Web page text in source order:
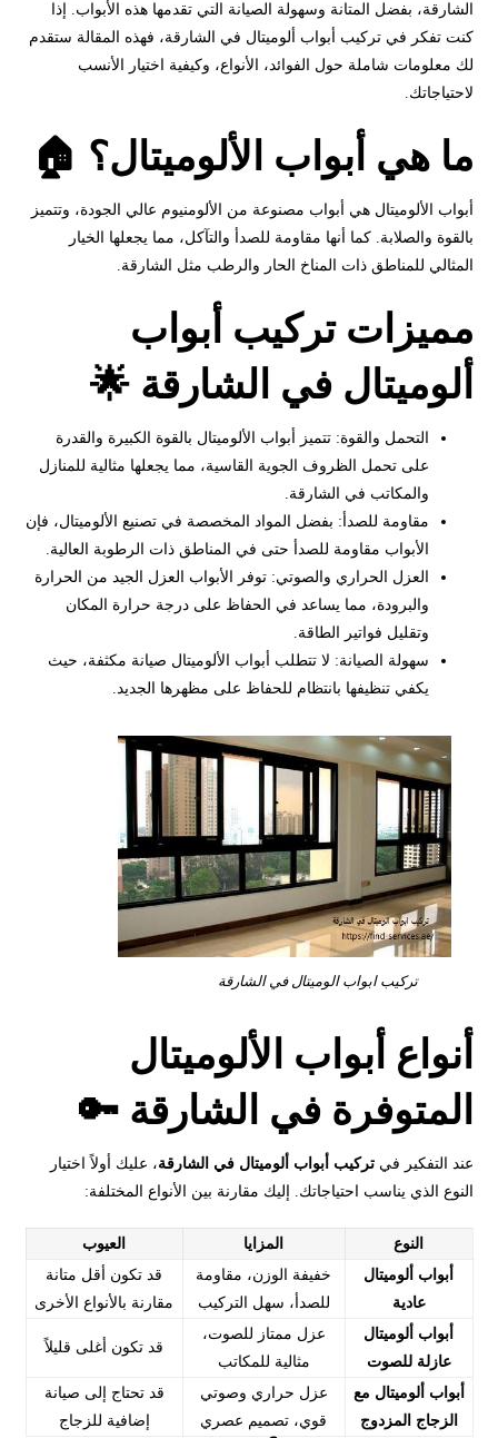
الشارقة، بفضل المتانة وسهولة الصيانة التي تقدمها هذه الأبواب. إذا
كنت تفكر في تركيب أبواب ألوميتال في الشارقة، فهذه المقالة ستقدم
لك معلومات شاملة حول الفوائد، الأنواع، وكيفية اختيار الأنسب
لاحتياجاتك.
ما هي أبواب الألوميتال؟ 🏠
أبواب الألوميتال هي أبواب مصنوعة من الألومنيوم عالي الجودة، وتتميز
بالقوة والصلابة. كما أنها مقاومة للصدأ والتآكل، مما يجعلها الخيار
المثالي للمناطق ذات المناخ الحار والرطب مثل الشارقة.
مميزات تركيب أبواب
ألوميتال في الشارقة 🌟
التحمل والقوة: تتميز أبواب الألوميتال بالقوة الكبيرة والقدرة
على تحمل الظروف الجوية القاسية، مما يجعلها مثالية للمنازل
والمكاتب في الشارقة.
مقاومة للصدأ: بفضل المواد المخصصة في تصنيع الألوميتال، فإن
الأبواب مقاومة للصدأ حتى في المناطق ذات الرطوبة العالية.
العزل الحراري والصوتي: توفر الأبواب العزل الجيد من الحرارة
والبرودة، مما يساعد في الحفاظ على درجة حرارة المكان
وتقليل فواتير الطاقة.
سهولة الصيانة: لا تتطلب أبواب الألوميتال صيانة مكثفة، حيث
يكفي تنظيفها بانتظام للحفاظ على مظهرها الجديد.
تركيب ابواب الوميتال في الشارقة
أنواع أبواب الألوميتال
المتوفرة في الشارقة 🔑
عند التفكير فيتركيب أبواب ألوميتال في الشارقة، عليك أولاً اختيار
النوع الذي يناسب احتياجاتك. إليك مقارنة بين الأنواع المختلفة:
النوع المزايا
العيوب
أبواب ألوميتال
عادية
خفيفة الوزن، مقاومة
للصدأ، سهل التركيب
قد تكون أقل متانة
مقارنة بالأنواع الأخرى
أبواب ألوميتال
عازلة للصوت
عزل ممتاز للصوت،
مثالية للمكاتب
قد تكون أغلى قليلاً
أبواب ألوميتال مع
الزجاج المزدوج
عزل حراري وصوتي
قوي، تصميم عصري
قد تحتاج إلى صيانة
إضافية للزجاج